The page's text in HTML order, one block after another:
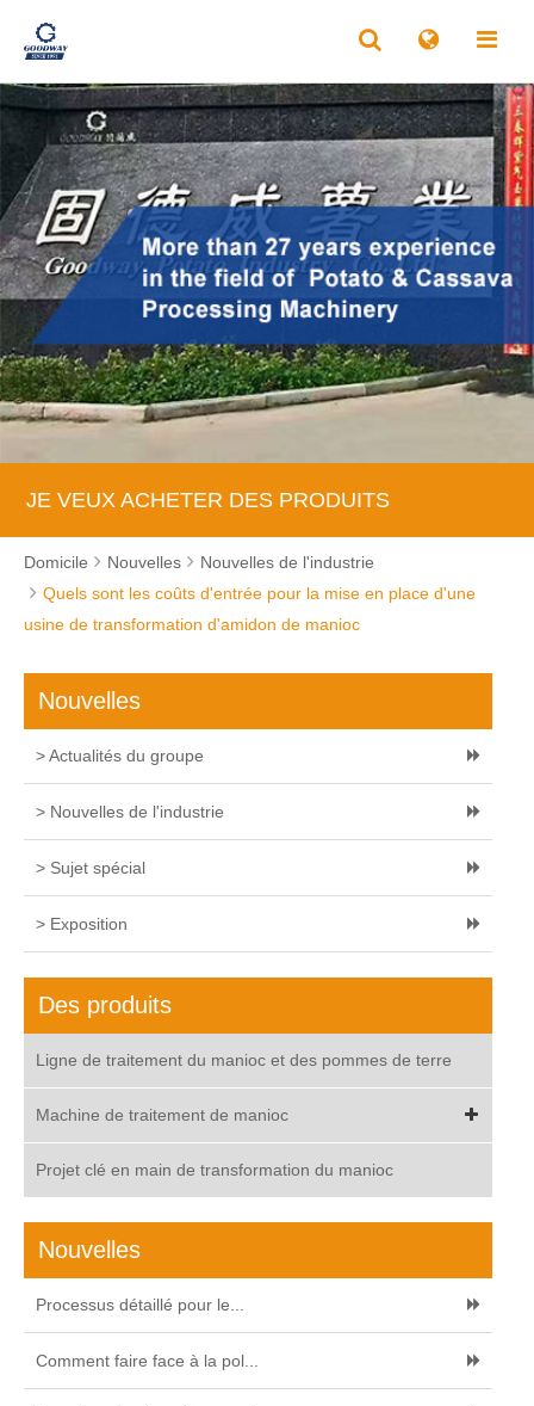
JE VEUX ACHETER DES PRODUITS
Domicile Nouvelles
Nouvelles de l'industrie
Quels sont les coûts d'entrée pour la mise en place d'une
usine de transformation d'amidon de manioc
Nouvelles
> Actualités du groupe
> Nouvelles de l'industrie
> Sujet spécial
> Exposition
Des produits
Ligne de traitement du manioc et des pommes de terre
Machine de traitement de manioc
Projet clé en main de transformation du manioc
Nouvelles
Processus détaillé pour le...
Comment faire face à la pol...